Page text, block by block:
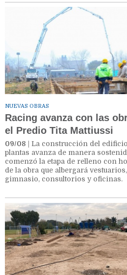
NUEVAS OBRAS
Racing avanza con las
el Predio Tita Mattiussi
09/08 | La construcción del
plantas avanza de manera
comenzó la etapa de relleno con
de la obra que albergará vestuarios,
gimnasio, consultorios y oficinas.